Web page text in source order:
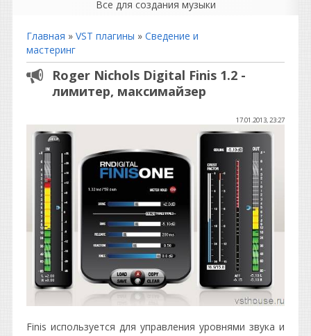
Все для создания музыки
Главная » VST плагины » Сведение и
мастеринг
Roger Nichols Digital Finis 1.2 -
лимитер, максимайзер
17.01.2013, 23:27
Finis используется для управления уровнями звука и